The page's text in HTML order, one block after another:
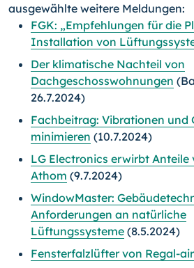
ausgewählte weitere Meldungen:
FGK: „Empfehlungen für die
Installation von
Der klimatische Nachteil von
Dachgeschosswohnungen
26.7.2024)
Fachbeitrag: Vibrationen und
minimieren (10.7.2024)
LG Electronics erwirbt Anteile
Athom (9.7.2024)
WindowMaster:
Anforderungen an natürliche
Lüftungssysteme (8.5.2024)
Fensterfalzlüfter von Regal-air